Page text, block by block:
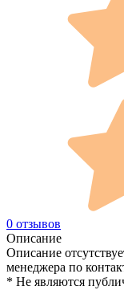
0 отзывов
Описание
Описание
менеджера по
* Не являются